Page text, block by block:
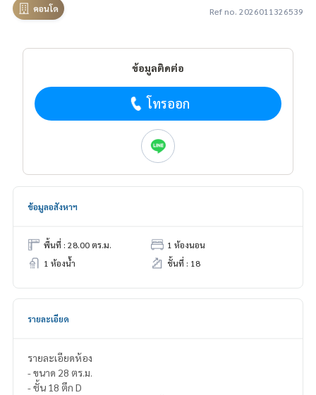
คอนโด Ref no. 2026011326539
ข้อมูลติดต่อ
โทรออก
ข้อมูลอสังหาฯ
พื้นที่ : 28.00 ตร.ม.
1 ห้องนอน
1 ห้องน้ำ
ชั้นที่ : 18
รายละเอียด
รายละเอียดห้อง
- ขนาด 28 ตร.ม.
- ชั้น 18 ตึก D